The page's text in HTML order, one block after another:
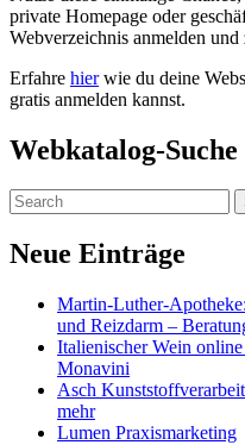
private Homepage oder
Webverzeichnis anmelden
Erfahre hierwie du deine
gratis anmelden kannst.
Webkatalog-Suche
Neue Einträge
Martin-Luther-
und Reizdarm –
Italienischer Wein
Monavini
Asch
mehr
Lumen Praxismarketing